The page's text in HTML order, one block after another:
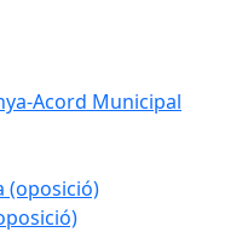
Acord Municipal
(oposició)